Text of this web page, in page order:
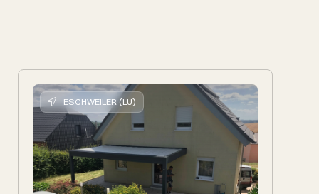
ESCHWEILER (LU)